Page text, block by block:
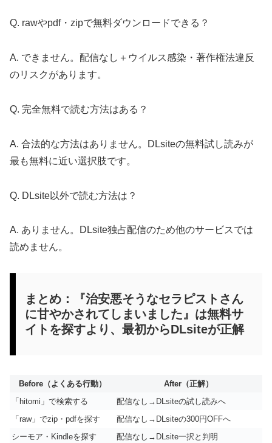
Q. rawやpdf・zipで無料ダウンロードできる？
A. できません。配信なし＋ウイルス感染・著作権法違反
のリスクがあります。
Q. 完全無料で読む方法はある？
A. 合法的な方法はありません。DLsiteの無料試し読みが
最も無料に近い選択肢です。
Q. DLsite以外で読む方法は？
A. ありません。DLsite独占配信のため他のサービスでは
読めません。
まとめ：『治安悪そうなセラピストさん
に甘やかされてしまいました』は無料サ
イトを探すより、最初からDLsiteが正解
Before（よくある行動）
After（正解）
「hitomi」で検索する
配信なし→DLsiteの試し読みへ
「raw」でzip・pdfを探す
配信なし→DLsiteの300円OFFへ
シーモア・Kindleを探す
配信なし→DLsite一択と判明